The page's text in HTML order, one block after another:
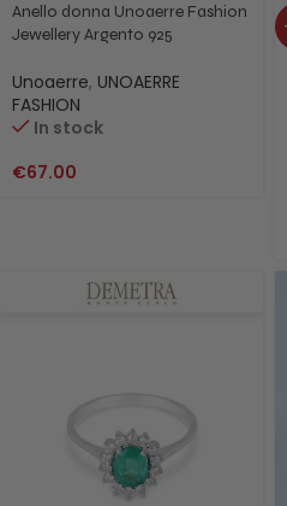
Anello donna Unoaerre Fashion
Jewellery Argento 925
Unoaerre, UNOAERRE
FASHION
In stock
€67.00